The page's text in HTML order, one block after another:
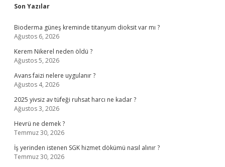
Sidebar
Son Yazılar
Bioderma güneş kreminde titanyum dioksit var mı ?
Ağustos 6, 2026
Kerem Nikerel neden öldü ?
Ağustos 5, 2026
Avans faizi nelere uygulanır ?
Ağustos 4, 2026
2025 yivsiz av tüfeği ruhsat harcı ne kadar ?
Ağustos 3, 2026
Hevrü ne demek ?
Temmuz 30, 2026
İş yerinden istenen SGK hizmet dökümü nasıl alınır ?
Temmuz 30, 2026